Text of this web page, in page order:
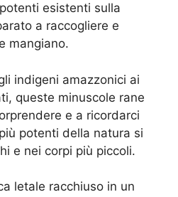
esistenti sulla
a raccogliere e
mangiano.
indigeni amazzonici ai
queste minuscole rane
e a ricordarci
potenti della natura si
e nei corpi più piccoli.
letale racchiuso in un